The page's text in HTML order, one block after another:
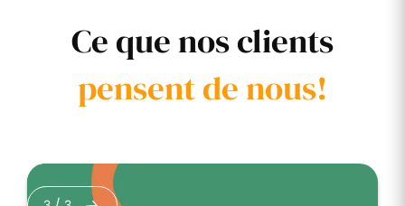
Ce que nos clients
pensent de nous!